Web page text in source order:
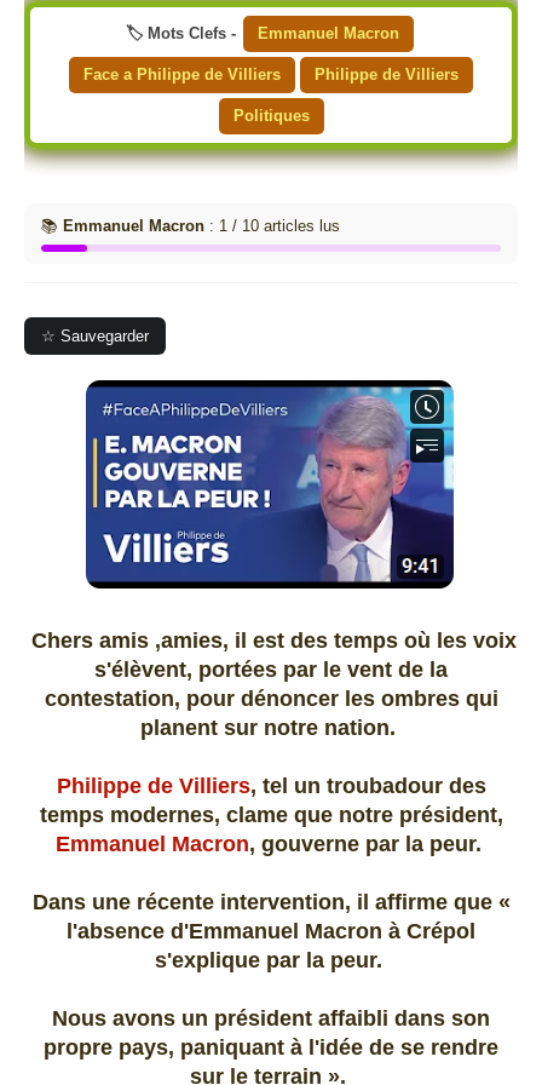
🏷️ Mots Clefs - Emmanuel Macron
Face a Philippe de Villiers Philippe de Villiers
Politiques
📚 Emmanuel Macron : 1 / 10 articles lus
☆ Sauvegarder
Chers amis ,amies, il est des temps où les voix
s'élèvent, portées par le vent de la
contestation, pour dénoncer les ombres qui
planent sur notre nation.
Philippe de Villiers, tel un troubadour des
temps modernes, clame que notre président,
Emmanuel Macron, gouverne par la peur.
Dans une récente intervention, il affirme que «
l'absence d'Emmanuel Macron à Crépol
s'explique par la peur.
Nous avons un président affaibli dans son
propre pays, paniquant à l'idée de se rendre
sur le terrain ». ​